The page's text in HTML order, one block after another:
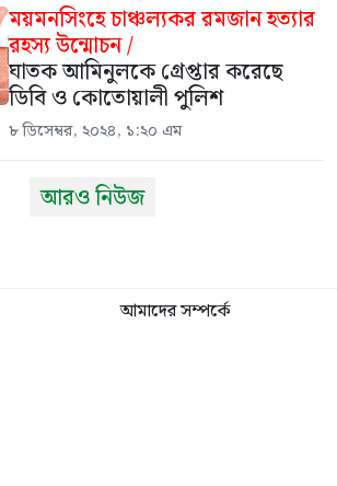
ময়মনসিংহে চাঞ্চল্যকর রমজান হত্যার
রহস্য উন্মোচন /
ঘাতক আমিনুলকে গ্রেপ্তার করেছে
ডিবি ও কোতোয়ালী পুলিশ
৮ ডিসেম্বর, ২০২৪, ১:২০ এম
আরও নিউজ
আমাদের সম্পর্কে